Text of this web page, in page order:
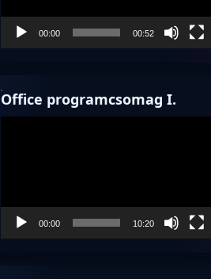
00:00 00:52
Office programcsomag I.
00:00 10:20